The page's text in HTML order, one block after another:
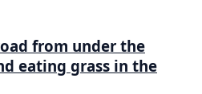
from under the
eating grass in the